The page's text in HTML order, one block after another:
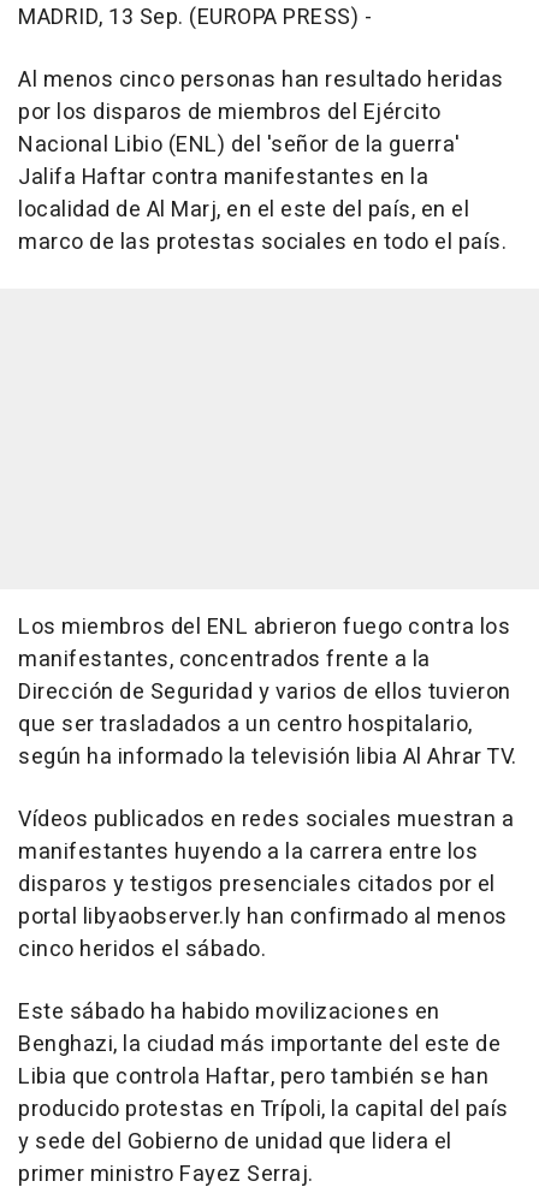
MADRID, 13 Sep. (EUROPA PRESS) -
Al menos cinco personas han resultado heridas
por los disparos de miembros del Ejército
Nacional Libio (ENL) del 'señor de la guerra'
Jalifa Haftar contra manifestantes en la
localidad de Al Marj, en el este del país, en el
marco de las protestas sociales en todo el país.
Los miembros del ENL abrieron fuego contra los
manifestantes, concentrados frente a la
Dirección de Seguridad y varios de ellos tuvieron
que ser trasladados a un centro hospitalario,
según ha informado la televisión libia Al Ahrar TV.
Vídeos publicados en redes sociales muestran a
manifestantes huyendo a la carrera entre los
disparos y testigos presenciales citados por el
portal libyaobserver.ly han confirmado al menos
cinco heridos el sábado.
Este sábado ha habido movilizaciones en
Benghazi, la ciudad más importante del este de
Libia que controla Haftar, pero también se han
producido protestas en Trípoli, la capital del país
y sede del Gobierno de unidad que lidera el
primer ministro Fayez Serraj.